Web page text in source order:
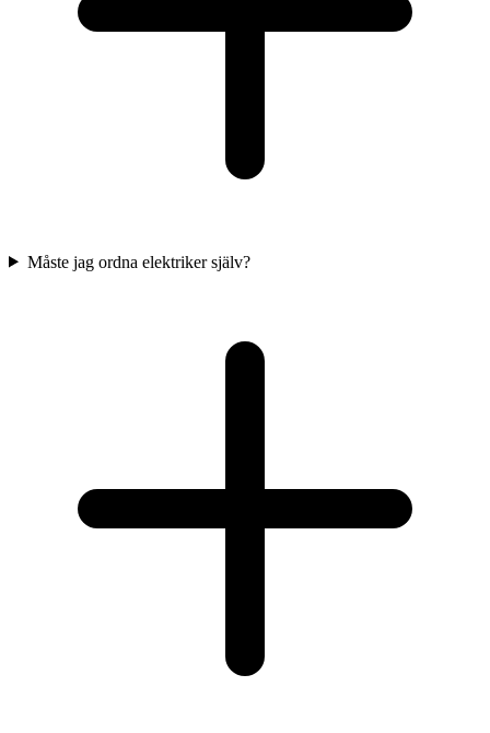
Måste jag ordna elektriker själv?